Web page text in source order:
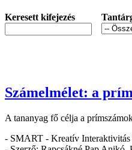
Keresett kifejezés
Számelmélet: a
A tananyag fő célja a
- SMART - Kreatív Interaktivitás